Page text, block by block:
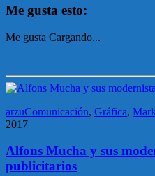
Me gusta esto:
Me gusta Cargando...
arzuComunicación, Gráfica,
2017
Alfons Mucha y sus
publicitarios